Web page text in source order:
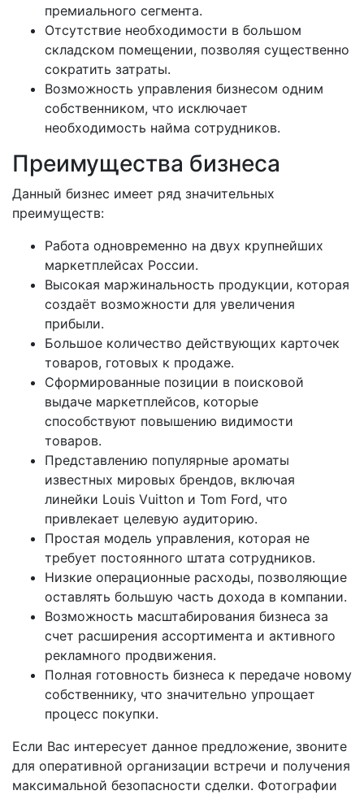
премиального сегмента.
Отсутствие необходимости в большом
складском помещении, позволяя существенно
сократить затраты.
Возможность управления бизнесом одним
собственником, что исключает
необходимость найма сотрудников.
Преимущества бизнеса
Данный бизнес имеет ряд значительных
преимуществ:
Работа одновременно на двух крупнейших
маркетплейсах России.
Высокая маржинальность продукции, которая
создаёт возможности для увеличения
прибыли.
Большое количество действующих карточек
товаров, готовых к продаже.
Сформированные позиции в поисковой
выдаче маркетплейсов, которые
способствуют повышению видимости
товаров.
Представлению популярные ароматы
известных мировых брендов, включая
линейки Louis Vuitton и Tom Ford, что
привлекает целевую аудиторию.
Простая модель управления, которая не
требует постоянного штата сотрудников.
Низкие операционные расходы, позволяющие
оставлять большую часть дохода в компании.
Возможность масштабирования бизнеса за
счет расширения ассортимента и активного
рекламного продвижения.
Полная готовность бизнеса к передаче новому
собственнику, что значительно упрощает
процесс покупки.
Если Вас интересует данное предложение, звоните
для оперативной организации встречи и получения
максимальной безопасности сделки. Фотографии